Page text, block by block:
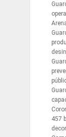
457